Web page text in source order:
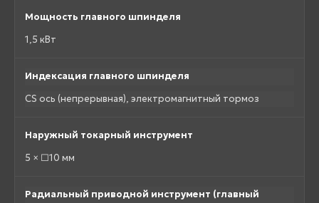
Мощность главного шпинделя
1,5 кВт
Индексация главного шпинделя
CS ось (непрерывная), электромагнитный тормоз
Наружный токарный инструмент
5 × □10 мм
Радиальный приводной инструмент (главный